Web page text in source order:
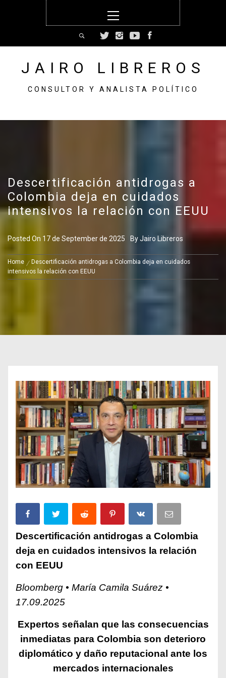
Menu
JAIRO LIBREROS
CONSULTOR Y ANALISTA POLÍTICO
Descertificación antidrogas a
Colombia deja en cuidados
intensivos la relación con EEUU
Posted On 17 de September de 2025 ByJairo Libreros
Home
Descertificación antidrogas a Colombia deja en cuidados
intensivos la relación con EEUU
Descertificación antidrogas a Colombia
deja en cuidados intensivos la relación
con EEUU
Bloomberg • María Camila Suárez •
17.09.2025
Expertos señalan que las consecuencias
inmediatas para Colombia son deterioro
diplomático y daño reputacional ante los
mercados internacionales